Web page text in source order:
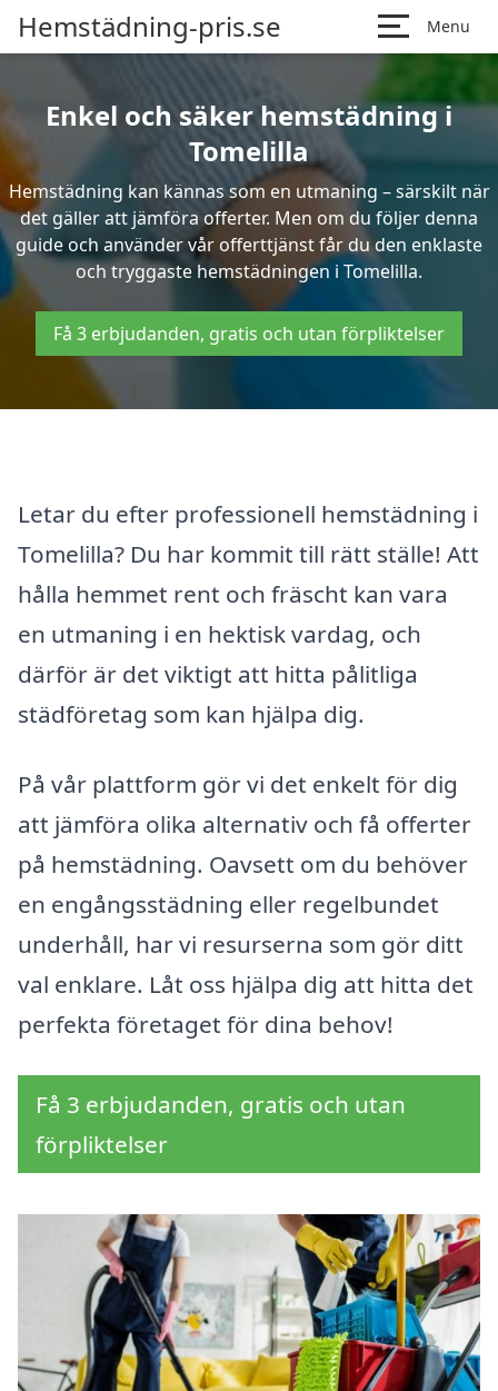
Hemstädning-pris.se Menu
Enkel och säker hemstädning i
Tomelilla
Hemstädning kan kännas som en utmaning – särskilt när
det gäller att jämföra offerter. Men om du följer denna
guide och använder vår offerttjänst får du den enklaste
och tryggaste hemstädningen i Tomelilla.
Få 3 erbjudanden, gratis och utan förpliktelser
Letar du efter professionell hemstädning i
Tomelilla? Du har kommit till rätt ställe! Att
hålla hemmet rent och fräscht kan vara
en utmaning i en hektisk vardag, och
därför är det viktigt att hitta pålitliga
städföretag som kan hjälpa dig.
På vår plattform gör vi det enkelt för dig
att jämföra olika alternativ och få offerter
på hemstädning. Oavsett om du behöver
en engångsstädning eller regelbundet
underhåll, har vi resurserna som gör ditt
val enklare. Låt oss hjälpa dig att hitta det
perfekta företaget för dina behov!
Få 3 erbjudanden, gratis och utan
förpliktelser